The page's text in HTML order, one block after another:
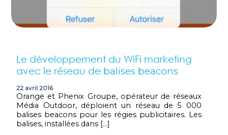
Le développement du WiFi marketing
avec le réseau de balises beacons
22 avril 2016
Orange et Phenix Groupe, opérateur de réseaux
Média Outdoor, déploient un réseau de 5 000
balises beacons pour les régies publicitaires. Les
balises, installées dans […]